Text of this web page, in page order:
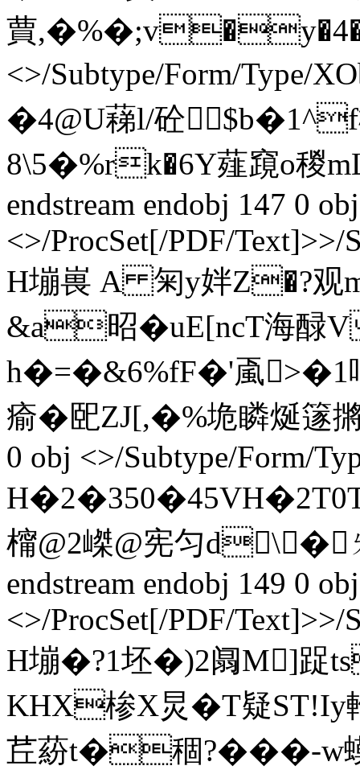
蕒,�%�;v�y�4�
<>/Subtype/Form/Type/
�4@U蕛l/砼
8\5�%rk�6Y薤竀o稯
endstream endobj 147 0 obj
<>/ProcSet[/PDF/Text]>>/
H塴嵔 A 匊y姅Z�?
&a昭� uE[ncT海醁
h�=�&6%fF�'颪>�1哱
瘉�巸ZJ[,�%垝 瞵烻篴
0 obj <>/Subtype/Form/
橣@2嵥@宪匀d\�
endstream endobj 149 0 obj
<>/ProcSet[/PDF/Text]>>/
H塴�? 1 坯�)2阘M]踀
KHX椮X炅�T疑ST!Iy
茊蒶t�稒?� ��-w